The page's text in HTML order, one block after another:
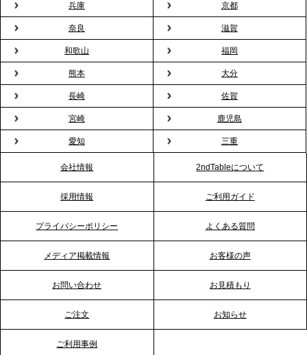
2026.2.13
プレスリリースのご案内｜オフィスが「１日限定の
バー」に！福利厚生・社内交流を格上げする《出張
バーテンダー》サービスを開始
2026.1.26
プレスリリースのご案内｜もう「義理チョコ」で悩
まない。職場のバレンタインをケータリングで“福利
厚生”化。採用にも効く新スタイルを提案
2026.1.23
RKB毎日放送「RKB NEWS」で、2ndTable「恵方
巻きケータリング」が紹介されました
2026.1.20
る？「恵方巻きケータリング」で、社内コミュニケ
ーションを活性化
2025.12.12
兵庫 京都
奈良 滋賀
和歌山 福岡
熊本 大分
長崎 佐賀
宮崎 鹿児島
愛知 三重
会社情報 2ndTableについて
採用情報 ご利用ガイド
プライバシーポリシー よくある質問
メディア掲載情報 お客様の声
お問い合わせ お見積もり
ご注文 お知らせ
ご利用事例